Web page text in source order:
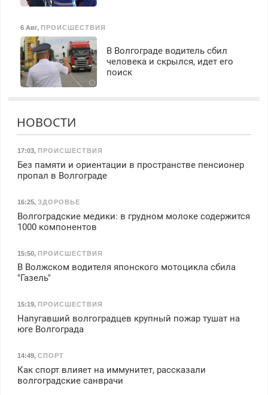
6 Авг, ПРОИСШЕСТВИЯ
В Волгограде водитель сбил
человека и скрылся, идет его
поиск
НОВОСТИ
17:03, ПРОИСШЕСТВИЯ
Без памяти и ориентации в пространстве пенсионер
пропал в Волгограде
16:25, ЗДОРОВЬЕ
Волгоградские медики: в грудном молоке содержится
1000 компонентов
15:50, ПРОИСШЕСТВИЯ
В Волжском водителя японского мотоцикла сбила
"Газель"
15:19, ПРОИСШЕСТВИЯ
Напугавший волгоградцев крупный пожар тушат на
юге Волгограда
14:49, СПОРТ
Как спорт влияет на иммунитет, рассказали
волгоградские санврачи